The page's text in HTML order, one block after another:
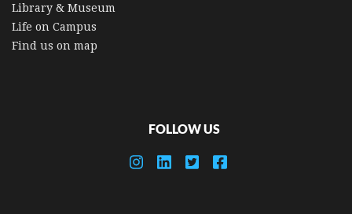
Library & Museum
Life on Campus
Find us on map
FOLLOW US